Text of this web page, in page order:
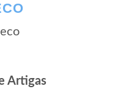
Artigas